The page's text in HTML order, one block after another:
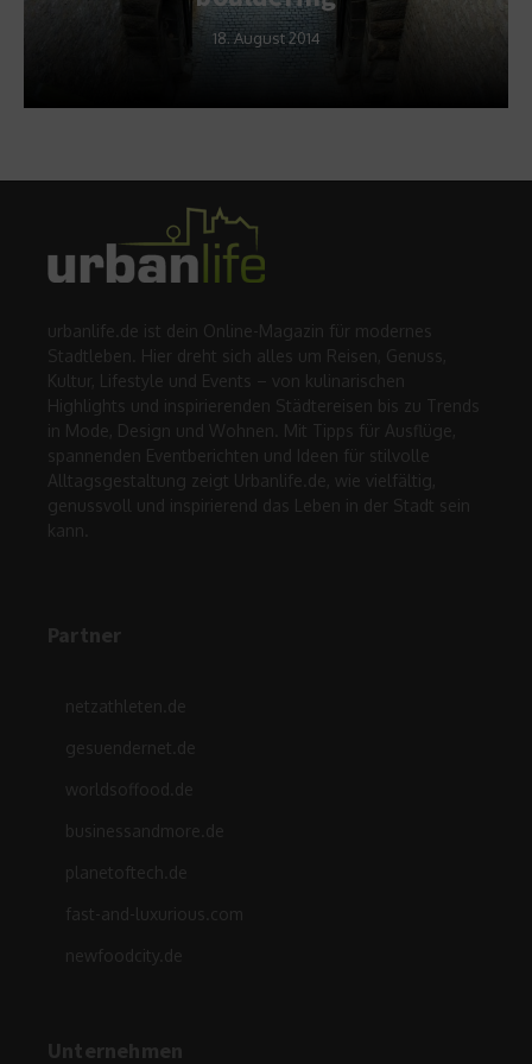
18. August 2014
urbanlife.de ist dein Online-Magazin für modernes
Stadtleben. Hier dreht sich alles um Reisen, Genuss,
Kultur, Lifestyle und Events – von kulinarischen
Highlights und inspirierenden Städtereisen bis zu Trends
in Mode, Design und Wohnen. Mit Tipps für Ausflüge,
spannenden Eventberichten und Ideen für stilvolle
Alltagsgestaltung zeigt Urbanlife.de, wie vielfältig,
genussvoll und inspirierend das Leben in der Stadt sein
kann.
Partner
netzathleten.de
gesuendernet.de
worldsoffood.de
businessandmore.de
planetoftech.de
fast-and-luxurious.com
newfoodcity.de
Unternehmen